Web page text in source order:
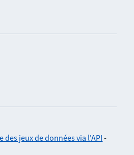
des jeux de données via l'API -